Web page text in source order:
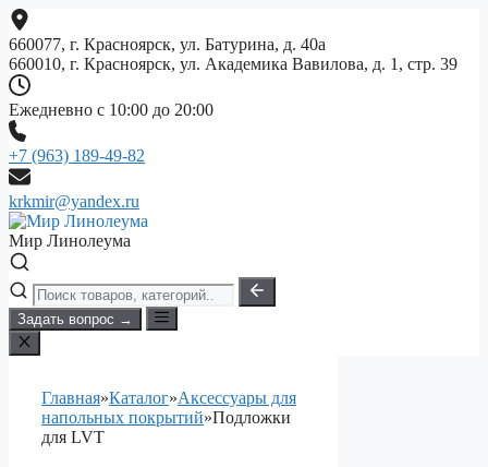
Перейти
к
содержимому
660077, г. Красноярск, ул. Батурина, д. 40а
660010, г. Красноярск, ул. Академика Вавилова, д. 1, стр. 39
Ежедневно с 10:00 до 20:00
+7 (963) 189-49-82
krkmir@yandex.ru
Мир Линолеума
Задать вопрос →
Главная»Каталог»Аксессуары для
напольных покрытий»Подложки
для LVT